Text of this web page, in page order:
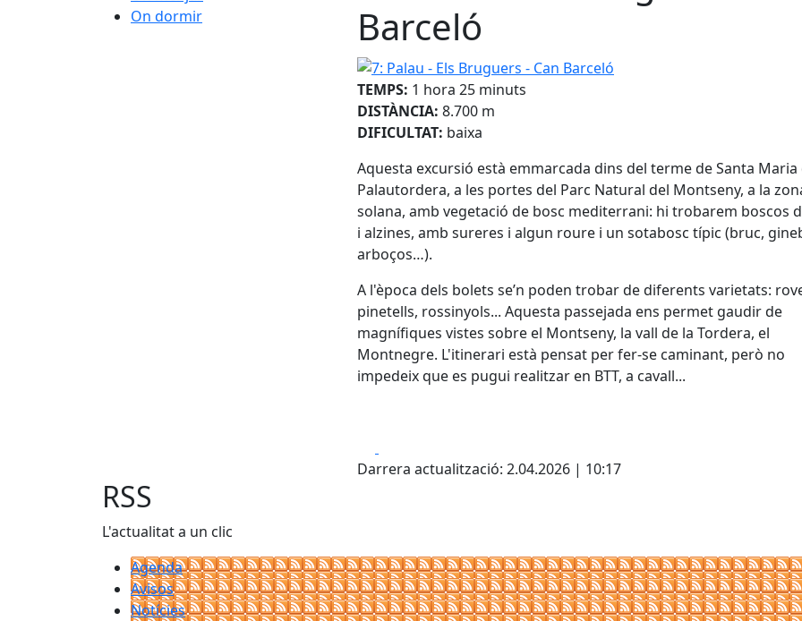
On dormir
Barceló
7: Palau - Els Bruguers - Can Barceló
TEMPS: 1 hora 25 minuts
DISTÀNCIA: 8.700 m
DIFICULTAT: baixa
Aquesta excursió està emmarcada dins del terme de Santa Maria
Palautordera, a les portes del Parc Natural del Montseny, a la
solana, amb vegetació de bosc mediterrani: hi trobarem boscos
i alzines, amb sureres i algun roure i un sotabosc típic (bruc,
arboços…).
A l'època dels bolets se’n poden trobar de diferents varietats:
pinetells, rossinyols... Aquesta passejada ens permet gaudir de
magnífiques vistes sobre el Montseny, la vall de la Tordera, el
Montnegre. L'itinerari està pensat per fer-se caminant, però no
impedeix que es pugui realitzar en BTT, a cavall...
Darrera actualització: 2.04.2026 | 10:17
RSS
L'actualitat a un clic
Agenda
Avisos
Notícies